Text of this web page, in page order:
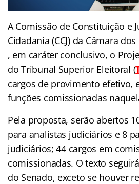
A Comissão de Constituição e
Cidadania (CCJ) da Câmara
, em caráter conclusivo, o
do Tribunal Superior Eleitoral (
cargos de provimento efetivo,
funções comissionadas
Pela proposta, serão abertos
para analistas judiciários e 8
judiciários; 44 cargos em
comissionadas. O texto
do Senado, exceto se houver